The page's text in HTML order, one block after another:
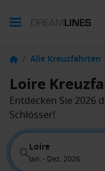
/ Alle Kreuzfahrten
Loire
Entdecken Sie 2026
Schlösser!
Loire
Jan. - Dez. 2026